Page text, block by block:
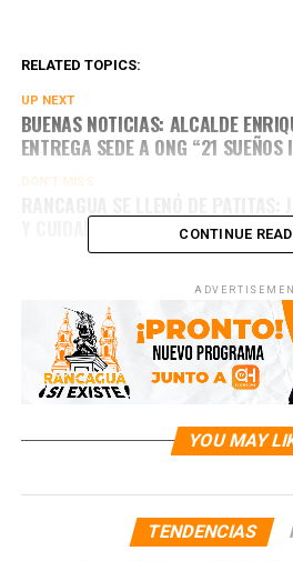
RELATED TOPICS:
UP NEXT
BUENAS NOTICIAS: ALCALDE
ENTREGA SEDE A ONG “21 SUEÑOS
DON'T MISS
Y CUIDADO DE NUESTRAS
CONTINUE
YOU MAY
TENDENCIAS